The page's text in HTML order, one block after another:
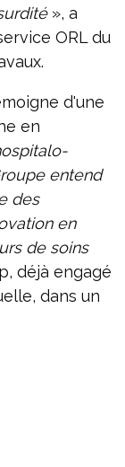
», a
ORL du
d'une
en
entend
des
en
de soins
déjà engagé
dans un